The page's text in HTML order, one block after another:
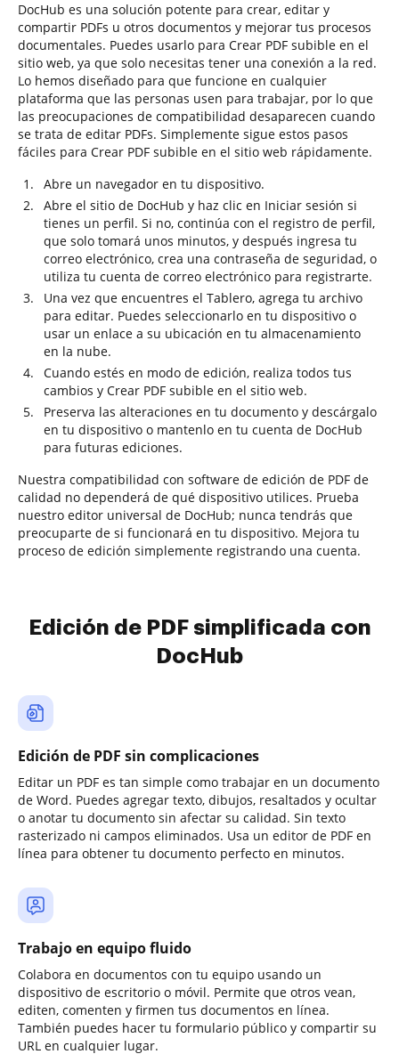
DocHub es una solución potente para crear, editar y
compartir PDFs u otros documentos y mejorar tus procesos
documentales. Puedes usarlo para Crear PDF subible en el
sitio web, ya que solo necesitas tener una conexión a la red.
Lo hemos diseñado para que funcione en cualquier
plataforma que las personas usen para trabajar, por lo que
las preocupaciones de compatibilidad desaparecen cuando
se trata de editar PDFs. Simplemente sigue estos pasos
fáciles para Crear PDF subible en el sitio web rápidamente.
Abre un navegador en tu dispositivo.
Abre el sitio de DocHub y haz clic en Iniciar sesión si
tienes un perfil. Si no, continúa con el registro de perfil,
que solo tomará unos minutos, y después ingresa tu
correo electrónico, crea una contraseña de seguridad, o
utiliza tu cuenta de correo electrónico para registrarte.
Una vez que encuentres el Tablero, agrega tu archivo
para editar. Puedes seleccionarlo en tu dispositivo o
usar un enlace a su ubicación en tu almacenamiento
en la nube.
Cuando estés en modo de edición, realiza todos tus
cambios y Crear PDF subible en el sitio web.
Preserva las alteraciones en tu documento y descárgalo
en tu dispositivo o mantenlo en tu cuenta de DocHub
para futuras ediciones.
Nuestra compatibilidad con software de edición de PDF de
calidad no dependerá de qué dispositivo utilices. Prueba
nuestro editor universal de DocHub; nunca tendrás que
preocuparte de si funcionará en tu dispositivo. Mejora tu
proceso de edición simplemente registrando una cuenta.
Edición de PDF simplificada con
DocHub
Edición de PDF sin complicaciones
Editar un PDF es tan simple como trabajar en un documento
de Word. Puedes agregar texto, dibujos, resaltados y ocultar
o anotar tu documento sin afectar su calidad. Sin texto
rasterizado ni campos eliminados. Usa un editor de PDF en
línea para obtener tu documento perfecto en minutos.
Trabajo en equipo fluido
Colabora en documentos con tu equipo usando un
dispositivo de escritorio o móvil. Permite que otros vean,
editen, comenten y firmen tus documentos en línea.
También puedes hacer tu formulario público y compartir su
URL en cualquier lugar.